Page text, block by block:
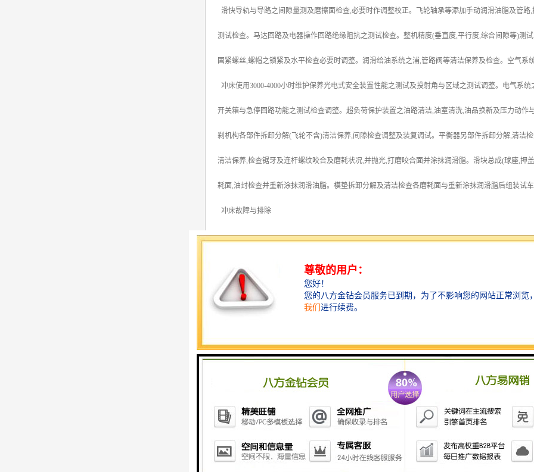
滑快导轨与导路之间隙量测及磨擦面检查,必要时作调整校正。飞轮轴承等添加手动润滑油脂及管
测试检查。马达回路及电器操作回路绝缘阻抗之测试检查。整机精度(垂直度,平行度,综合间隙等)测
固紧螺丝,螺帽之锁紧及水平检查必要时调整。润滑给油系统之浦,管路阀等清洁保养及检查。空气系
冲床使用3000-4000小时维护保养光电式安全装置性能之测试及投射角与区域之测试调整。电气系
开关箱与急停回路功能之测试检查调整。超负荷保护装置之油路清洁,油室清洗,油品换新及压力动
刹机构各部件拆卸分解(飞轮不含)清洁保养,间隙检查调整及装复调试。平衡器另部件拆卸分解,清洁
清洁保养,检查锯牙及连杆螺纹咬合及磨耗状况,并抛光,打磨咬合面并涂抹润滑脂。滑块总成(球座,押
耗面,油封检查并重新涂抹润滑油脂。模垫拆卸分解及清洁检查各磨耗面与重新涂抹润滑脂后组装试
冲床故障与排除
1 、曲轴轴承发热 轴套刮的不好,润滑不良 重新刮研铜瓦,检查润滑情况。
3 、导轨烧灼 导轨间隙过小、润滑不良 、接触不良 重新研刮导轨 、调整间隙 、注意润滑
4 、操作时离合器不结合或结合后脱不开 回转健用弹簧失去弹性键配合过紧 更换弹簧、研刮键的结
6 、退料板不工作 打料碰头位置不对 调整碰头位置用手转动飞轮试退
7、连杆螺丝发生转动或冲击 锁紧装置松动 旋转锁紧装置
8、连杆螺丝球头在滑块球垫内冲击 球头与球垫压盖接触不良,压盖螺丝松动 刮研球头、球垫、拧紧
相关推举: